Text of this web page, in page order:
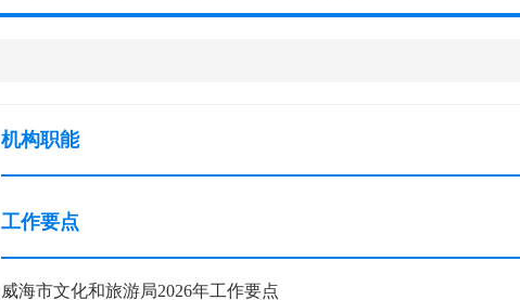
机构职能
工作要点
威海市文化和旅游局2026年工作要点